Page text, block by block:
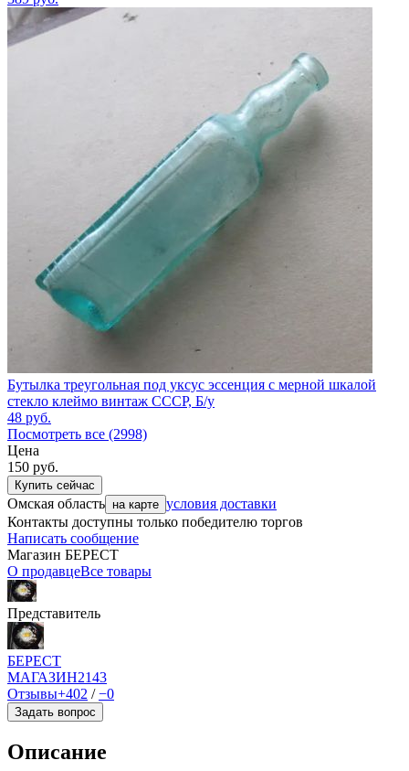
Бутылка треугольная под уксус эссенция с мерной шкалой
стекло клеймо винтаж СССР, Б/у
48 руб.
Посмотреть все (2998)
Цена
150 руб.
Купить сейчас
Омская область на карте условия доставки
Контакты доступны только победителю торгов
Написать сообщение
Магазин БEPECT
О продавцеВсе товары
Представитель
БEPECT
МАГАЗИН2143
Отзывы+402 /−0
Задать вопрос
Описание